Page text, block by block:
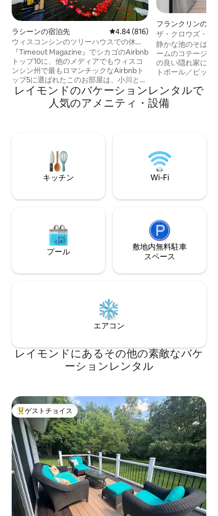
ラシーンの宿泊先 レビュー816件、5つ星中4.84つ
4.84 (816)
ウィスコンシンのツリーハウスでの休
暇！
『Timeout Magazine』でシカゴのAirbnb
トップ10に、他のメディアでもウィスコ
ンシン州で最もロマンチックなAirbnbト
ップ5に選ばれたこのお部屋は、小川と森
林を見下ろす、自然に浸れる環境にあ
り、あらゆる現代的な快適さを備えてい
ルです。私たちが家にいる場合は、無料
のチャイをお出しします！ ラシーンで最
も隠れた穴場で、一生の思い出を作りに
いらしてください。地元の方からの予約
フランクリンの離
ザ・クロウズ・ネ
静かな池のそばに
ームのコテージへ
の良い隠れ家には
トボール／ピッ
ラウンジエリアが
に最適です！わず
ロック・スポーツ
い方にも、冒険を
のコテージは理想
す。洗濯機、乾燥
利用いただけます
レイモンドのバケーションレンタルで
人気のアメニティ・設備
キッチン Wi-Fi
プール
敷地内無料駐⁠車
ス⁠ペ⁠ー⁠ス
エアコン
レイモンドにあるその他の素敵なバケ
ーションレンタル
大好評のゲストチョイスです。
ゲストチョイス